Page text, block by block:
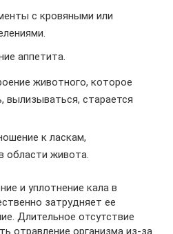
с кровяными или
аппетита.
животного, которое
вылизываться, старается
к ласкам,
области живота.
и уплотнение кала в
затрудняет ее
Длительное отсутствие
отравление организма из-за